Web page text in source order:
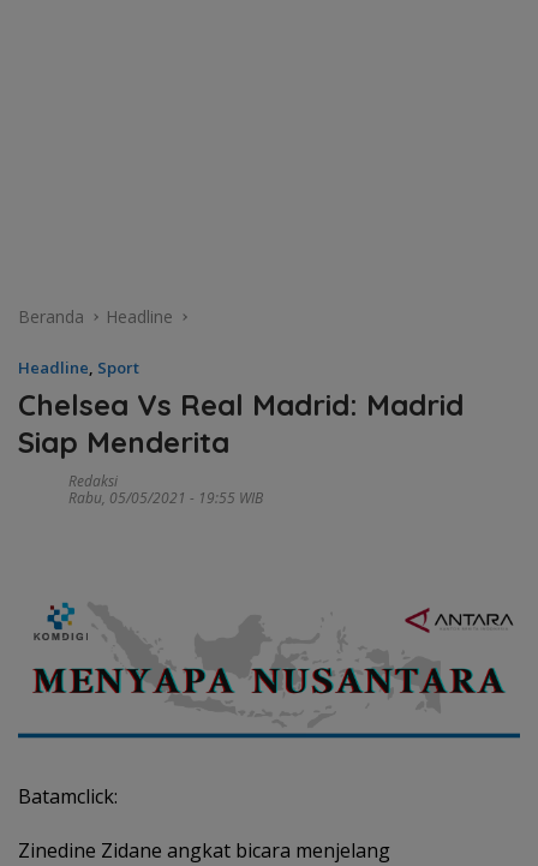
Beranda Headline
Headline, Sport
Chelsea Vs Real Madrid: Madrid
Siap Menderita
Redaksi
Rabu, 05/05/2021 - 19:55 WIB
Batamclick:
Zinedine Zidane angkat bicara menjelang